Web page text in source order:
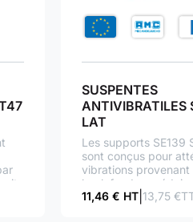
SUSPENTES
ANTIVIBRATILES
LAT
Les supports SE139
sont conçus pour
vibrations provenant
le plafond, en
d’impact, ou
11,46 € HT 13,75